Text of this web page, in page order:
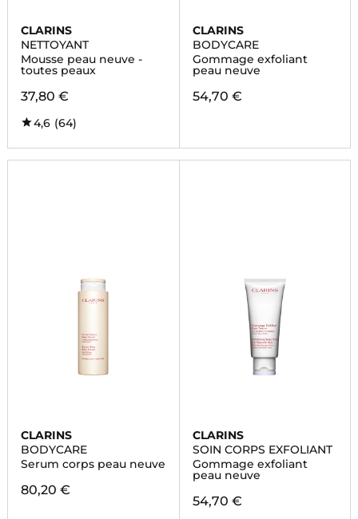
CLARINS
NETTOYANT
Mousse peau neuve -
toutes peaux
37,80 €
4,6 (64)
CLARINS
BODYCARE
Gommage exfoliant
peau neuve
54,70 €
CLARINS
BODYCARE
Serum corps peau neuve
80,20 €
CLARINS
SOIN CORPS EXFOLIANT
Gommage exfoliant
peau neuve
54,70 €